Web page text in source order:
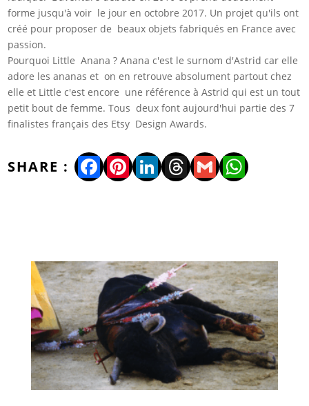
forme jusqu'à voir le jour en octobre 2017. Un projet qu'ils ont
créé pour proposer de beaux objets fabriqués en France avec
passion.
Pourquoi Little Anana ? Anana c'est le surnom d'Astrid car elle
adore les ananas et on en retrouve absolument partout chez
elle et Little c'est encore une référence à Astrid qui est un tout
petit bout de femme. Tous deux font aujourd'hui partie des 7
finalistes français des Etsy Design Awards.
Facebook
Pinterest
LinkedIn
Threads
Gmail